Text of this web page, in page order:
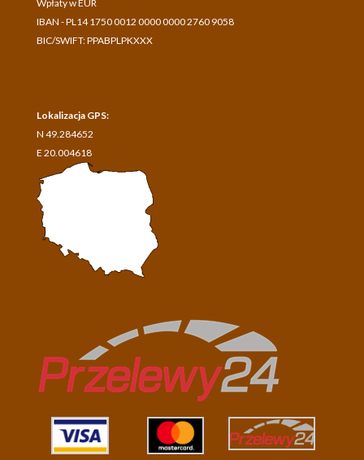
Wpłaty w EUR
IBAN - PL14 1750 0012 0000 0000 2760 9058
BIC/SWIFT: PPABPLPKXXX
Lokalizacja GPS:
N 49.284652
E 20.004618